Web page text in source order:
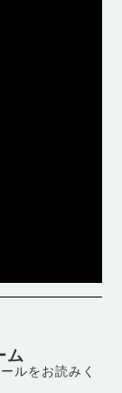
ム
ルをお読みく